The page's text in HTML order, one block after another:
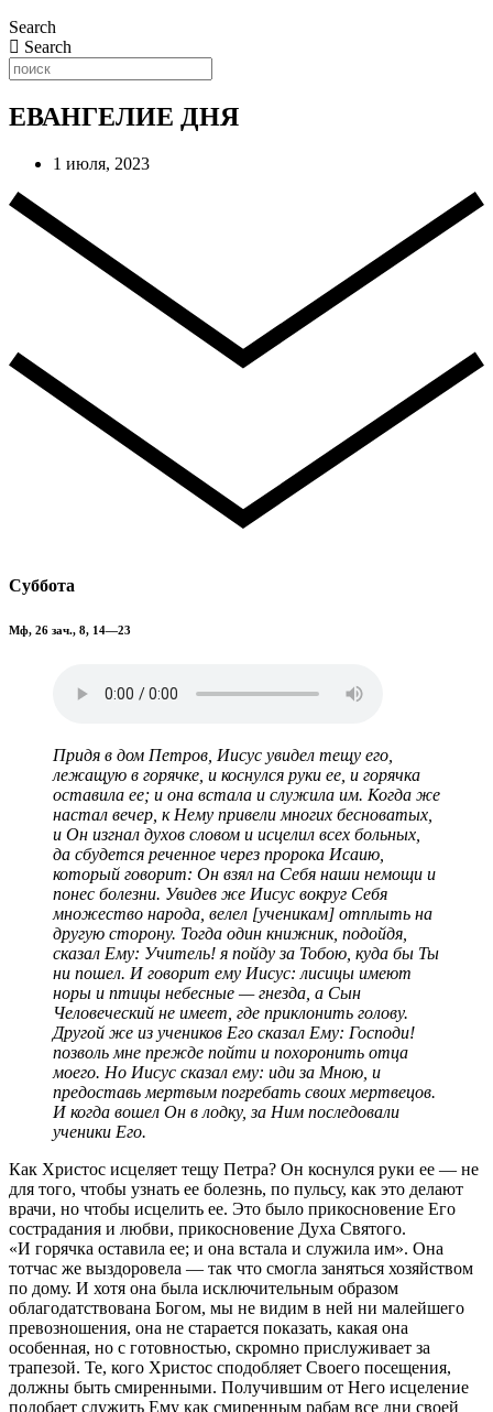
Search
Search
ЕВАНГЕЛИЕ ДНЯ
1 июля, 2023
Суббота
Мф, 26 зач., 8, 14—23
Придя в дом Петров, Иисус увидел тещу его,
лежащую в горячке, и коснулся руки ее, и горячка
оставила ее; и она встала и служила им. Когда же
настал вечер, к Нему привели многих бесноватых,
и Он изгнал духов словом и исцелил всех больных,
да сбудется реченное через пророка Исаию,
который говорит: Он взял на Себя наши немощи и
понес болезни. Увидев же Иисус вокруг Себя
множество народа, велел [ученикам] отплыть на
другую сторону. Тогда один книжник, подойдя,
сказал Ему: Учитель! я пойду за Тобою, куда бы Ты
ни пошел. И говорит ему Иисус: лисицы имеют
норы и птицы небесные — гнезда, а Сын
Человеческий не имеет, где приклонить голову.
Другой же из учеников Его сказал Ему: Господи!
позволь мне прежде пойти и похоронить отца
моего. Но Иисус сказал ему: иди за Мною, и
предоставь мертвым погребать своих мертвецов.
И когда вошел Он в лодку, за Ним последовали
ученики Его.
Как Христос исцеляет тещу Петра? Он коснулся руки ее — не
для того, чтобы узнать ее болезнь, по пульсу, как это делают
врачи, но чтобы исцелить ее. Это было прикосновение Его
сострадания и любви, прикосновение Духа Святого.
«И горячка оставила ее; и она встала и служила им». Она
тотчас же выздоровела — так что смогла заняться хозяйством
по дому. И хотя она была исключительным образом
облагодатствована Богом, мы не видим в ней ни малейшего
превозношения, она не старается показать, какая она
особенная, но с готовностью, скромно прислуживает за
трапезой. Те, кого Христос сподобляет Своего посещения,
должны быть смиренными. Получившим от Него исцеление
подобает служить Ему как смиренным рабам все дни своей